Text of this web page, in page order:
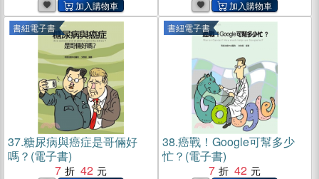
書紐電子書
37.糖尿病與癌症是哥倆好
嗎？(電子書)
7
42
書紐電子書
38.癌戰！Google可幫多少
忙？(電子書)
7
42